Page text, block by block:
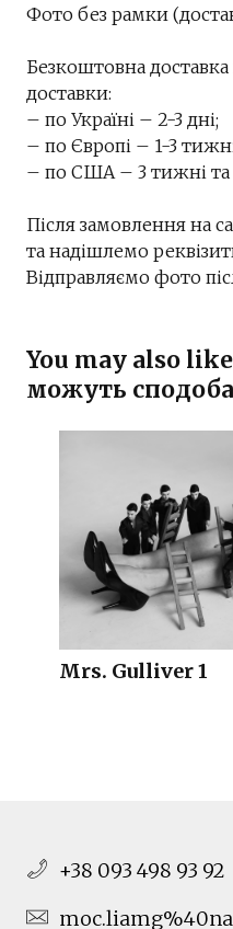
Фото без рамки
Безкоштовна
доставки:
– по Україні – 2-3 дні;
– по Європі – 1-3
– по США – 3 тижні та
Після замовлення на
та надішлемо
Відправляємо фото
You may also
можуть
Mrs. Gulliver 1
+38 093 498 93 92